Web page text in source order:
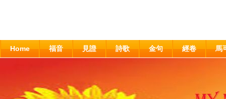
Home 福音 見證 詩歌 金句 經卷 馬